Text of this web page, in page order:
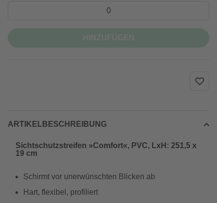
ARTIKELBESCHREIBUNG
Sichtschutzstreifen »Comfort«, PVC, LxH: 251,5 x
19 cm
Schirmt vor unerwünschten Blicken ab
Hart, flexibel, profiliert